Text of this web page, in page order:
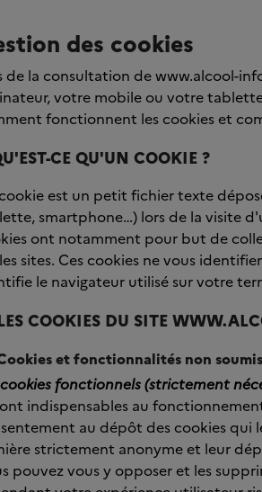
des cookies
de la consultation de www.alcool-
votre mobile ou votre
fonctionnent les cookies et
CE QU'UN COOKIE ?
est un petit fichier texte
smartphone…) lors de la visite
ont notamment pour but de
sites. Ces cookies ne vous
le navigateur utilisé sur votre
COOKIES DU SITE
et fonctionnalités non
cookies fonctionnels (strictement
indispensables au
au dépôt des cookies qui
strictement anonyme et leur
pouvez vous y opposer et les